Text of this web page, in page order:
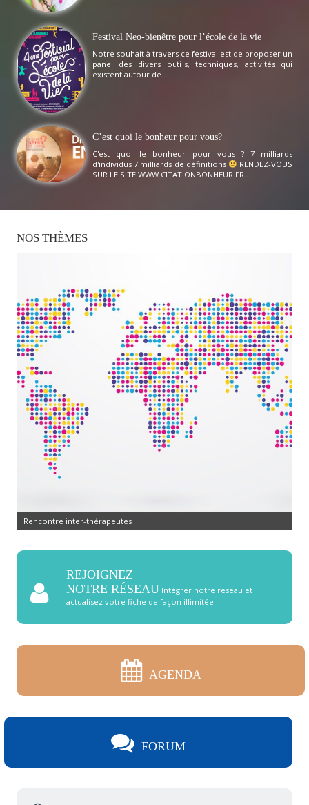
Festival Neo-bienêtre pour l’école de la vie
Notre souhait à travers ce festival est de proposer un
panel des divers outils, techniques, activités qui
existent autour de...
C’est quoi le bonheur pour vous?
C'est quoi le bonheur pour vous ? 7 milliards
d'individus 7 milliards de définitions
RENDEZ-VOUS
SUR LE SITE WWW.CITATIONBONHEUR.FR...
NOS THÈMES
Rencontre inter-thérapeutes
REJOIGNEZ
NOTRE RÉSEAU Intégrer notre réseau et
actualisez votre fiche de façon illimitée !
AGENDA
FORUM